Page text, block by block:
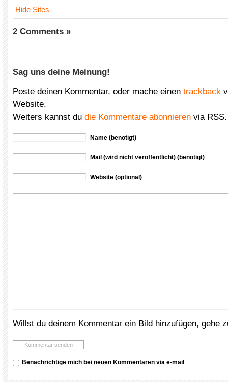
Hide Sites
2 Comments »
Sag uns deine Meinung!
Poste deinen Kommentar, oder mache einen trackback
Website.
Weiters kannst du die Kommentare abonnieren via RSS.
Name (benötigt)
Mail (wird nicht veröffentlicht) (benötigt)
Website (optional)
Willst du deinem Kommentar ein Bild hinzufügen, gehe
Benachrichtige mich bei neuen Kommentaren via e-mail